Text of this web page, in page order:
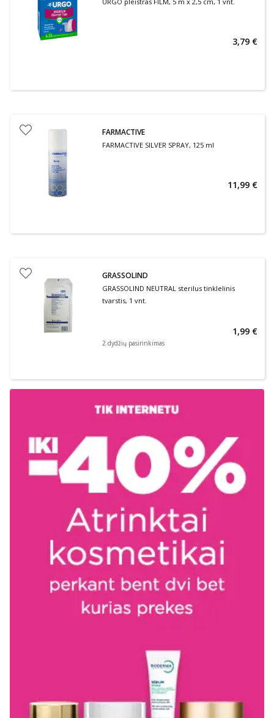
3,79 €
FARMACTIVE
FARMACTIVE SILVER SPRAY, 125 ml
11,99 €
GRASSOLIND
GRASSOLIND NEUTRAL sterilus tinklelinis
tvarstis, 1 vnt.
1,99 €
2 dydžių pasirinkimas